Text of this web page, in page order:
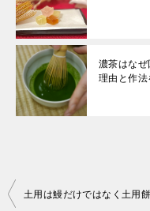
濃茶はな
理由と作法
投